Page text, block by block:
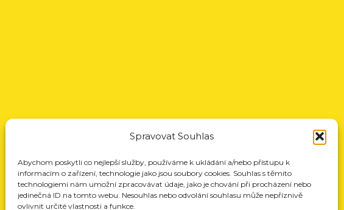
Spravovat Souhlas
Abychom poskytli co nejlepší služby, používáme k ukládání a/nebo přístupu k
informacím o zařízení, technologie jako jsou soubory cookies. Souhlas s těmito
technologiemi nám umožní zpracovávat údaje, jako je chování při procházení nebo
jedinečná ID na tomto webu. Nesouhlas nebo odvolání souhlasu může nepříznivě
ovlivnit určité vlastnosti a funkce.